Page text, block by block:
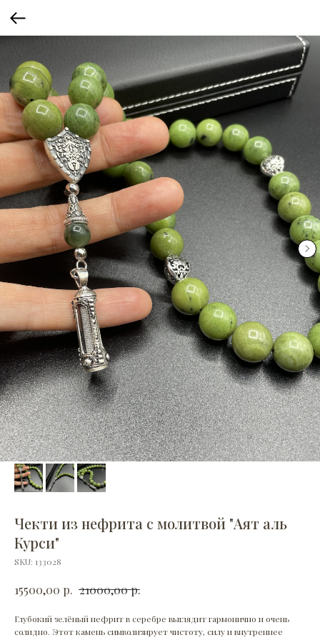
Чекти из нефрита с молитвой "Аят аль
Курси"
SKU: 133028
15500,00 р. 21000,00р.
Глубокий зелёный нефрит в серебре выглядит гармонично и очень
солидно. Этот камень символизирует чистоту, силу и внутреннее